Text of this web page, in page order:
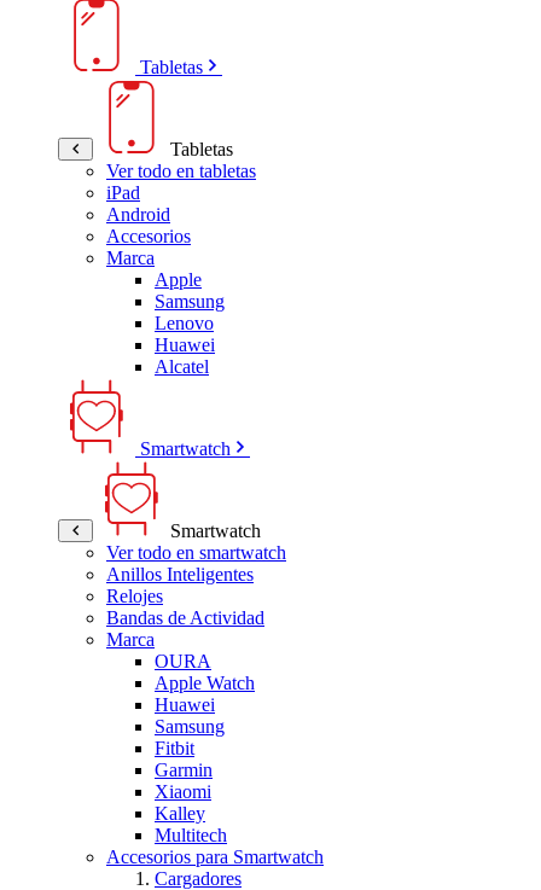
Tabletas
Tabletas
Ver todo en tabletas
iPad
Android
Accesorios
Marca
Apple
Samsung
Lenovo
Huawei
Alcatel
Smartwatch
Smartwatch
Ver todo en smartwatch
Anillos Inteligentes
Relojes
Bandas de Actividad
Marca
OURA
Apple Watch
Huawei
Samsung
Fitbit
Garmin
Xiaomi
Kalley
Multitech
Accesorios para Smartwatch
Cargadores